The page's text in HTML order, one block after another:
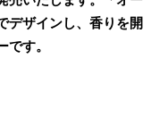
デザインし、香りを開
す。